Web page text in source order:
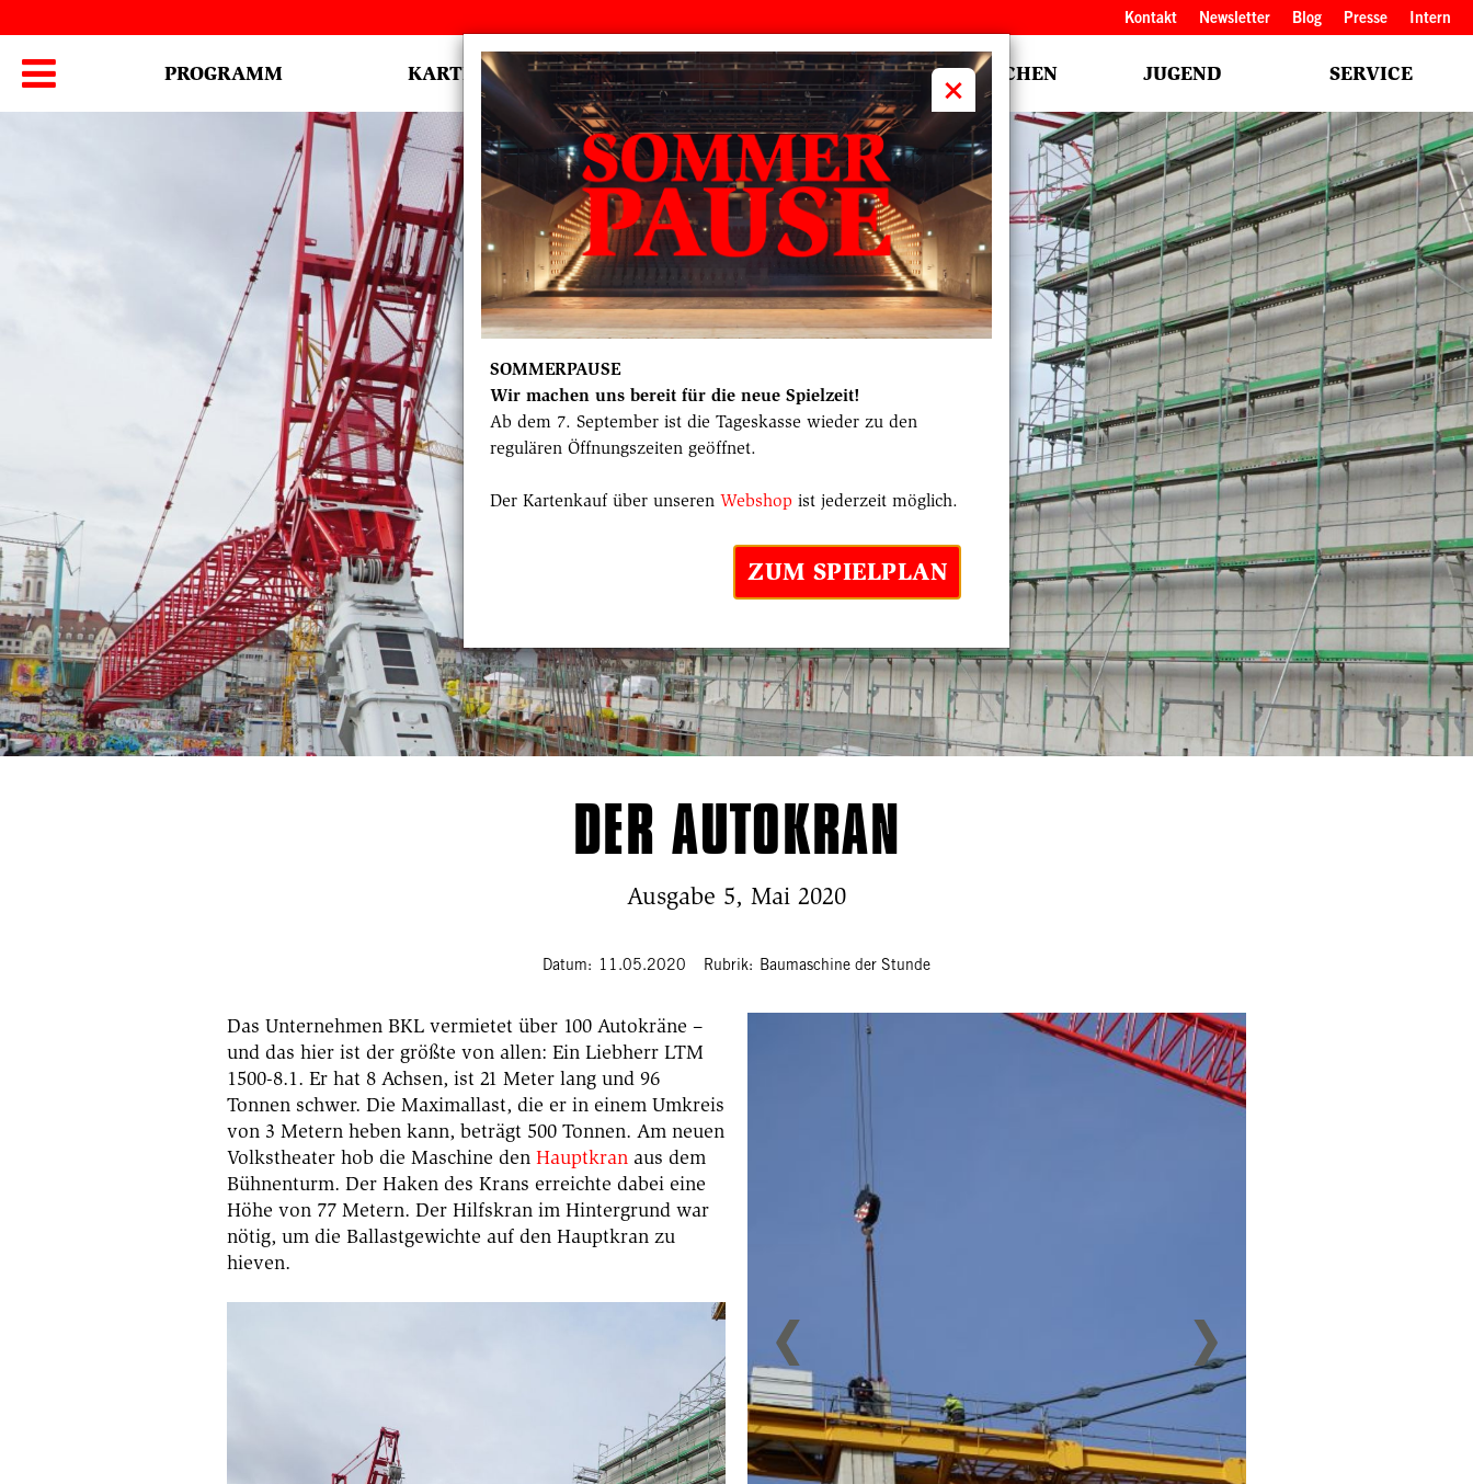
×
SOMMERPAUSE
Wir machen uns bereit für die neue Spielzeit!
Ab dem 7. September ist die Tageskasse wieder zu den
regulären Öffnungszeiten geöffnet.
Der Kartenkauf über unseren Webshop ist jederzeit möglich.
ZUM SPIELPLAN
Kopfbereich
Kontakt Newsletter Blog Presse Intern
Hauptmenü
 PROGRAMM KARTEN volkstheater MENSCHEN JUGEND SERVICE
DER AUTOKRAN
Ausgabe 5, Mai 2020
Datum 11.05.2020 Rubrik Baumaschine der Stunde
Das Unternehmen BKL vermietet über 100 Autokräne –
und das hier ist der größte von allen: Ein Liebherr LTM
1500-8.1. Er hat 8 Achsen, ist 21 Meter lang und 96
Tonnen schwer. Die Maximallast, die er in einem Umkreis
von 3 Metern heben kann, beträgt 500 Tonnen. Am neuen
Volkstheater hob die Maschine den Hauptkran aus dem
Bühnenturm. Der Haken des Krans erreichte dabei eine
Höhe von 77 Metern. Der Hilfskran im Hintergrund war
nötig, um die Ballastgewichte auf den Hauptkran zu
hieven.